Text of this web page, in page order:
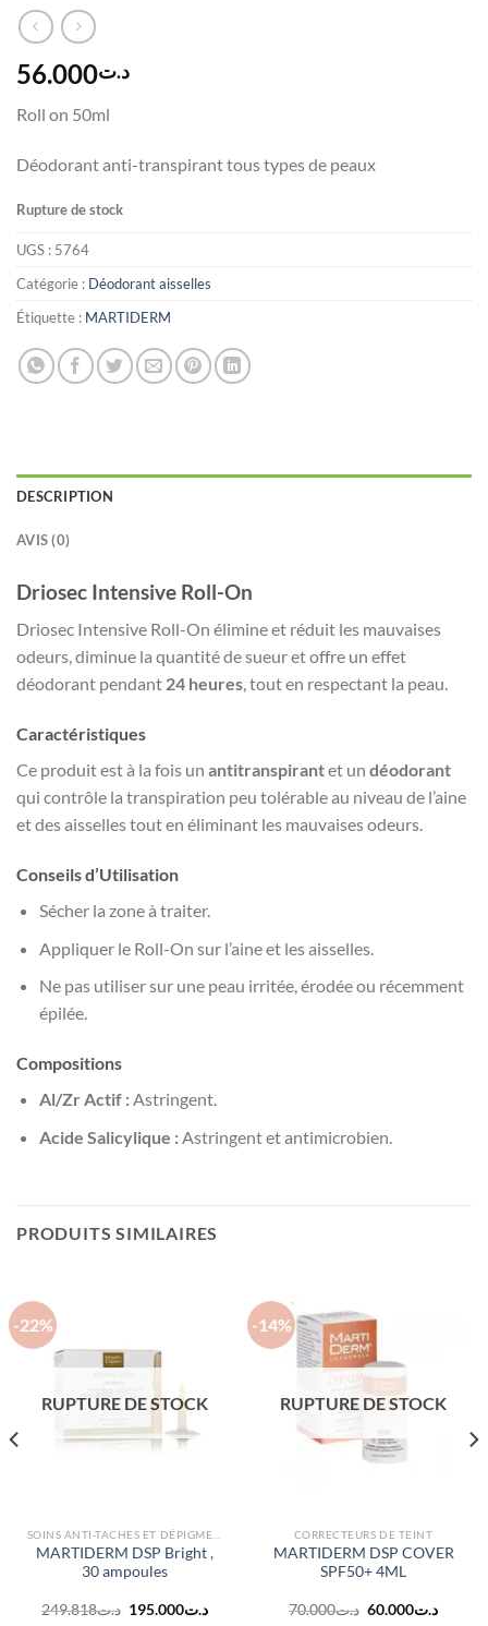
د.ت56.000
Roll on 50ml
Déodorant anti-transpirant tous types de peaux
Rupture de stock
UGS : 5764
Catégorie : Déodorant aisselles
Étiquette : MARTIDERM
DESCRIPTION
AVIS (0)
Driosec Intensive Roll-On
Driosec Intensive Roll-On élimine et réduit les mauvaises
odeurs, diminue la quantité de sueur et offre un effet
déodorant pendant 24 heures, tout en respectant la peau.
Caractéristiques
Ce produit est à la fois un antitranspirantet un déodorant
qui contrôle la transpiration peu tolérable au niveau de l’aine
et des aisselles tout en éliminant les mauvaises odeurs.
Conseils d’Utilisation
Sécher la zone à traiter.
Appliquer le Roll-On sur l’aine et les aisselles.
Ne pas utiliser sur une peau irritée, érodée ou récemment
épilée.
Compositions
Al/Zr Actif :Astringent.
Acide Salicylique :Astringent et antimicrobien.
PRODUITS SIMILAIRES
-22%
RUPTURE DE STOCK
MARTIDERM DSP Bright ,
30 ampoules
د.ت249.818
Le
د.ت195.000
Le
-14%
RUPTURE DE STOCK
CORRECTEURS DE TEINT
MARTIDERM DSP COVER
SPF50+ 4ML
د.ت70.000
Le
د.ت60.000
Le